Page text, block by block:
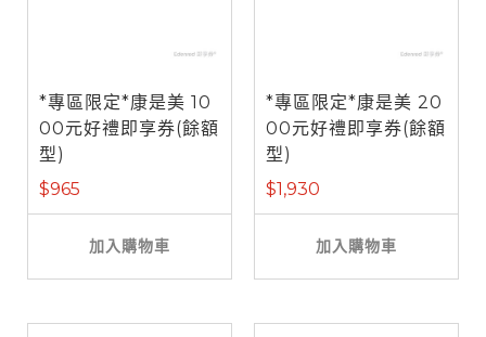
*專區限定*康是美 10
00元好禮即享券(餘額
型)
$965
加入購物車
*專區限定*康是美 20
00元好禮即享券(餘額
型)
$1,930
加入購物車